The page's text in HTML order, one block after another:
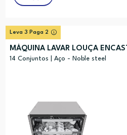
Leva 3 Paga 2
MÁQUINA LAVAR LOUÇA
14 Conjuntos | Aço - Noble steel